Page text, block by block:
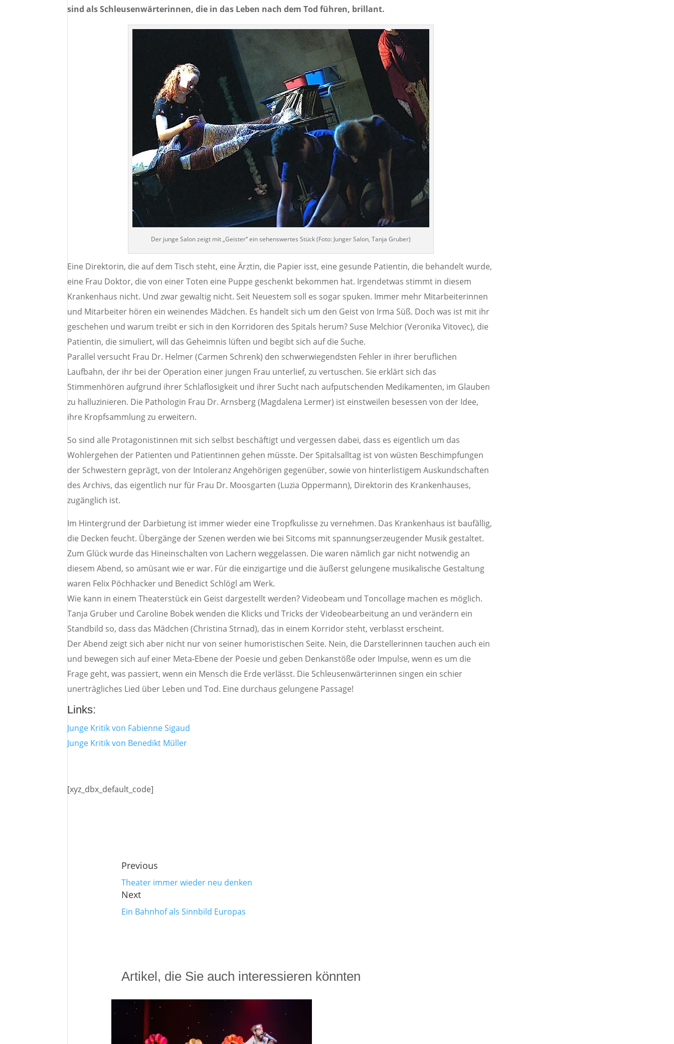
sind als Schleusenwärterinnen, die in das Leben nach dem Tod führen, brillant.
Der junge Salon zeigt mit „Geister“ ein sehenswertes Stück (Foto: Junger Salon, Tanja Gruber)
Eine Direktorin, die auf dem Tisch steht, eine Ärztin, die Papier isst, eine gesunde Patientin, die behandelt wurde,
eine Frau Doktor, die von einer Toten eine Puppe geschenkt bekommen hat. Irgendetwas stimmt in diesem
Krankenhaus nicht. Und zwar gewaltig nicht. Seit Neuestem soll es sogar spuken. Immer mehr Mitarbeiterinnen
und Mitarbeiter hören ein weinendes Mädchen. Es handelt sich um den Geist von Irma Süß. Doch was ist mit ihr
geschehen und warum treibt er sich in den Korridoren des Spitals herum? Suse Melchior (Veronika Vitovec), die
Patientin, die simuliert, will das Geheimnis lüften und begibt sich auf die Suche.
Parallel versucht Frau Dr. Helmer (Carmen Schrenk) den schwerwiegendsten Fehler in ihrer beruflichen
Laufbahn, der ihr bei der Operation einer jungen Frau unterlief, zu vertuschen. Sie erklärt sich das
Stimmenhören aufgrund ihrer Schlaflosigkeit und ihrer Sucht nach aufputschenden Medikamenten, im Glauben
zu halluzinieren. Die Pathologin Frau Dr. Arnsberg (Magdalena Lermer) ist einstweilen besessen von der Idee,
ihre Kropfsammlung zu erweitern.
So sind alle Protagonistinnen mit sich selbst beschäftigt und vergessen dabei, dass es eigentlich um das
Wohlergehen der Patienten und Patientinnen gehen müsste. Der Spitalsalltag ist von wüsten Beschimpfungen
der Schwestern geprägt, von der Intoleranz Angehörigen gegenüber, sowie von hinterlistigem Auskundschaften
des Archivs, das eigentlich nur für Frau Dr. Moosgarten (Luzia Oppermann), Direktorin des Krankenhauses,
zugänglich ist.
Im Hintergrund der Darbietung ist immer wieder eine Tropfkulisse zu vernehmen. Das Krankenhaus ist baufällig,
die Decken feucht. Übergänge der Szenen werden wie bei Sitcoms mit spannungserzeugender Musik gestaltet.
Zum Glück wurde das Hineinschalten von Lachern weggelassen. Die waren nämlich gar nicht notwendig an
diesem Abend, so amüsant wie er war. Für die einzigartige und die äußerst gelungene musikalische Gestaltung
waren Felix Pöchhacker und Benedict Schlögl am Werk.
Wie kann in einem Theaterstück ein Geist dargestellt werden? Videobeam und Toncollage machen es möglich.
Tanja Gruber und Caroline Bobek wenden die Klicks und Tricks der Videobearbeitung an und verändern ein
Standbild so, dass das Mädchen (Christina Strnad), das in einem Korridor steht, verblasst erscheint.
Der Abend zeigt sich aber nicht nur von seiner humoristischen Seite. Nein, die Darstellerinnen tauchen auch ein
und bewegen sich auf einer Meta-Ebene der Poesie und geben Denkanstöße oder Impulse, wenn es um die
Frage geht, was passiert, wenn ein Mensch die Erde verlässt. Die Schleusenwärterinnen singen ein schier
unerträgliches Lied über Leben und Tod. Eine durchaus gelungene Passage!
Links:
Junge Kritik von Fabienne Sigaud
Junge Kritik von Benedikt Müller
[xyz_dbx_default_code]
Previous
Theater immer wieder neu denken
Next
Ein Bahnhof als Sinnbild Europas
Artikel, die Sie auch interessieren könnten